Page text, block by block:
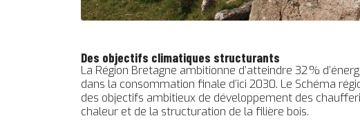
Des objectifs climatiques structurants
La Région Bretagne ambitionne d’atteindre 32 %
dans la consommation finale d’ici 2030. Le Schéma
des objectifs ambitieux de développement des
chaleur et de la structuration de la filière bois.